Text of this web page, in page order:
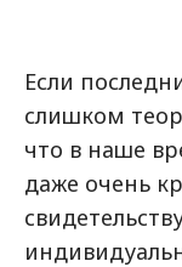
Если
слишком
что в наше
даже очень